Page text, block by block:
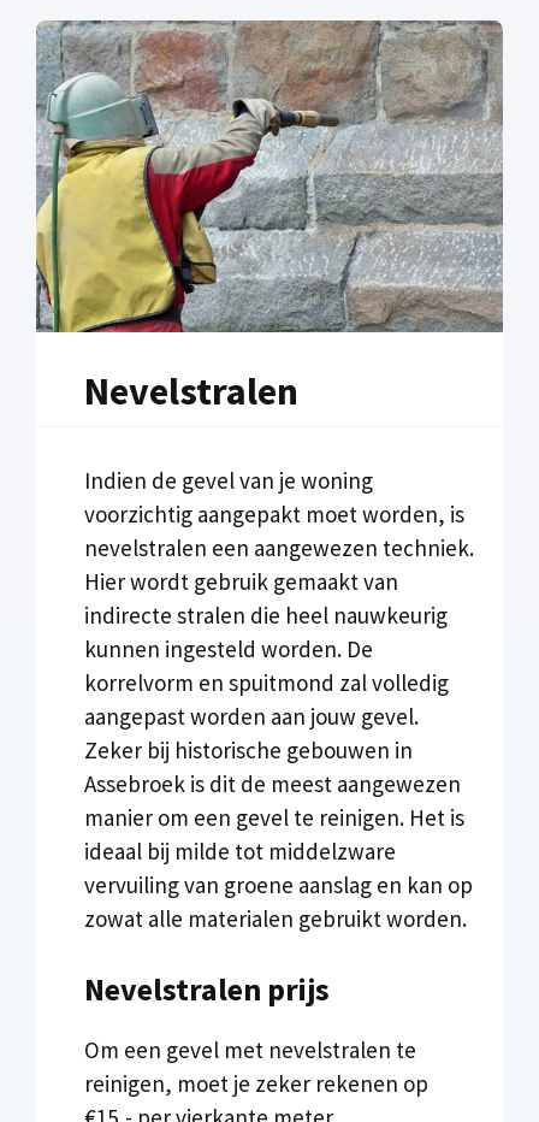
Nevelstralen
Indien de gevel van je woning
voorzichtig aangepakt moet worden, is
nevelstralen een aangewezen techniek.
Hier wordt gebruik gemaakt van
indirecte stralen die heel nauwkeurig
kunnen ingesteld worden. De
korrelvorm en spuitmond zal volledig
aangepast worden aan jouw gevel.
Zeker bij historische gebouwen in
Assebroek is dit de meest aangewezen
manier om een gevel te reinigen. Het is
ideaal bij milde tot middelzware
vervuiling van groene aanslag en kan op
zowat alle materialen gebruikt worden.
Nevelstralen prijs
Om een gevel met nevelstralen te
reinigen, moet je zeker rekenen op